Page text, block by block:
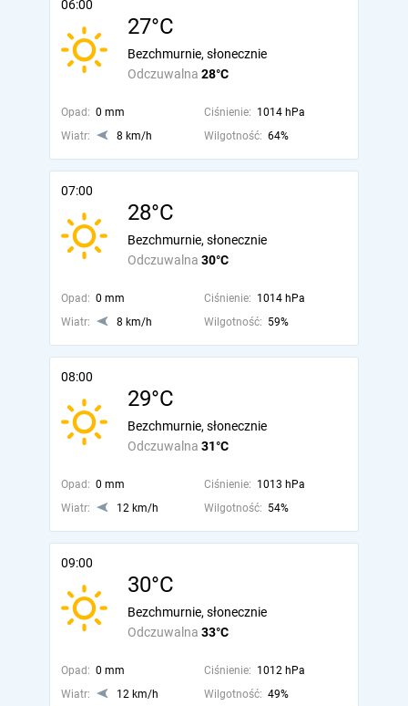
06:00
27°C
Odczuwalna 28°C
Bezchmurnie, słonecznie
Opad: 0 mm Ciśnienie: 1014 hPa
Wiatr:
8 km/h Wilgotność: 64%
07:00
28°C
Odczuwalna 30°C
Bezchmurnie, słonecznie
Opad: 0 mm Ciśnienie: 1014 hPa
Wiatr:
8 km/h Wilgotność: 59%
08:00
29°C
Odczuwalna 31°C
Bezchmurnie, słonecznie
Opad: 0 mm Ciśnienie: 1013 hPa
Wiatr:
12 km/h Wilgotność: 54%
09:00
30°C
Odczuwalna 33°C
Bezchmurnie, słonecznie
Opad: 0 mm Ciśnienie: 1012 hPa
Wiatr:
12 km/h Wilgotność: 49%